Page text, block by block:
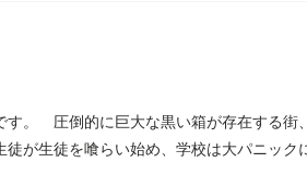
す。 圧倒的に巨大な黒い箱が存在する街
徒が生徒を喰らい始め、学校は大パニッ